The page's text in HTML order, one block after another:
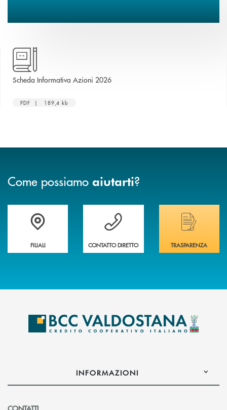
Scheda Informativa Azioni 2026apre una nuova finestra
PDF | 189,4 kb
Come possiamo aiutarti?
Trova la filiale più vicina a te
FILIALI
Hai bisogno di assistenza immediata ?
CONTATTO DIRETTO
Hai bisogno di
TRASPARENZA
INFORMAZIONI